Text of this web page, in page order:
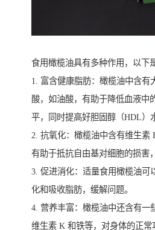
食用橄榄油具有多种作用，以下
1. 富含健康脂肪：橄榄油中含有
酸，如油酸，有助于降低血液中
平，同时提高好胆固醇（HDL）
2. 抗氧化：橄榄油中含有维生素
有助于抵抗自由基对细胞的损害
3. 促进消化：适量食用橄榄油可
化和吸收脂肪，缓解问题。
4. 营养丰富：橄榄油中还含有一
维生素 K 和铁等，对身体的正